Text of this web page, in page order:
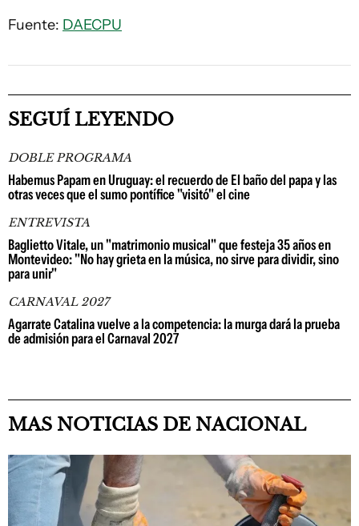
Fuente: DAECPU
SEGUÍ LEYENDO
DOBLE PROGRAMA
Habemus Papam en Uruguay: el recuerdo de El baño del papa y las
otras veces que el sumo pontífice "visitó" el cine
ENTREVISTA
Baglietto Vitale, un "matrimonio musical" que festeja 35 años en
Montevideo: "No hay grieta en la música, no sirve para dividir, sino
para unir"
CARNAVAL 2027
Agarrate Catalina vuelve a la competencia: la murga dará la prueba
de admisión para el Carnaval 2027
MAS NOTICIAS DE NACIONAL